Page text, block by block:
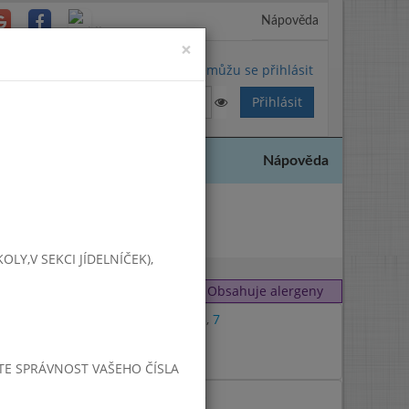
Nápověda
Nemůžu se přihlásit
Nápověda
Obsahuje alergeny
, 7
×
SEKCI JÍDELNÍČEK),
SPRÁVNOST VAŠEHO ČÍSLA